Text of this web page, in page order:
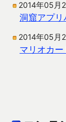
2014年05月
洞窟アプリ
2014年05月
マリオカ